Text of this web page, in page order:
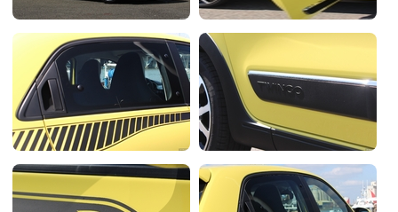
Forum
Moto
Marques